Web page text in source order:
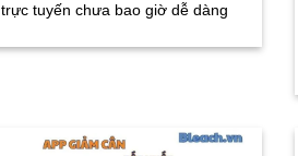
trực tuyến chưa bao giờ dễ dàng